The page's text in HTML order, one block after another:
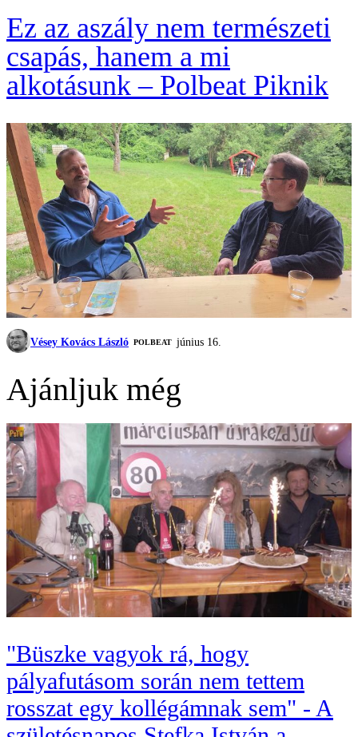
Ez az aszály nem természeti
csapás, hanem a mi
alkotásunk – Polbeat Piknik
Vésey Kovács László ‎POLBEAT június 16.
Ajánljuk még
"Büszke vagyok rá, hogy
pályafutásom során nem tettem
rosszat egy kollégámnak sem" - A